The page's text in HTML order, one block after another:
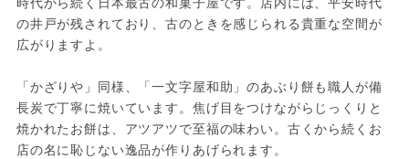
の井戸が残されており、古のときを感じられる貴重な空間が
広がりますよ。
「かざりや」同様、「一文字屋和助」のあぶり餅も職人が備
長炭で丁寧に焼いています。焦げ目をつけながらじっくりと
焼かれたお餅は、アツアツで至福の味わい。古くから続くお
店の名に恥じない逸品が作りあげられます。